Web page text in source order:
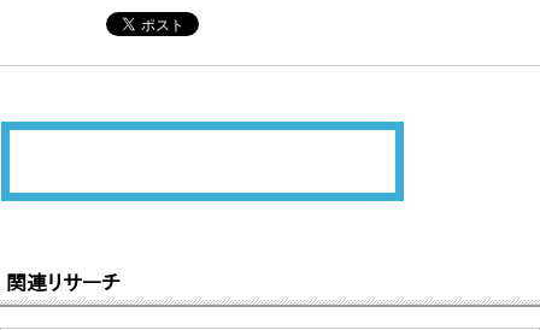
関連リサーチ